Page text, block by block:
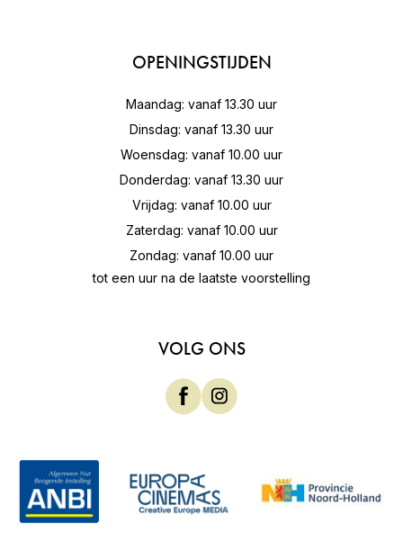
OPENINGSTIJDEN
Maandag: vanaf 13.30 uur
Dinsdag: vanaf 13.30 uur
Woensdag: vanaf 10.00 uur
Donderdag: vanaf 13.30 uur
Vrijdag: vanaf 10.00 uur
Zaterdag: vanaf 10.00 uur
Zondag: vanaf 10.00 uur
tot een uur na de laatste voorstelling
VOLG ONS